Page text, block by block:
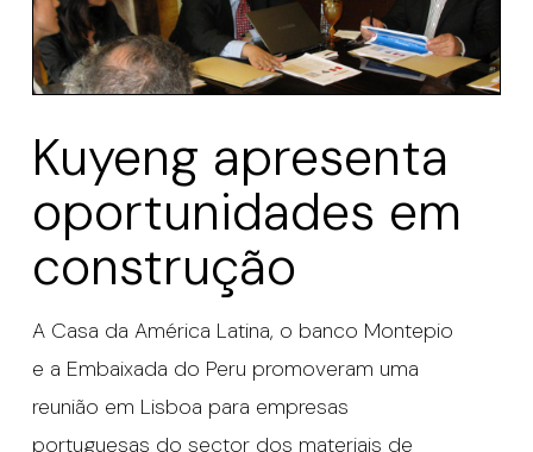
Kuyeng apresenta
oportunidades em
construção
A Casa da América Latina, o banco Montepio
e a Embaixada do Peru promoveram uma
reunião em Lisboa para empresas
portuguesas do sector dos materiais de